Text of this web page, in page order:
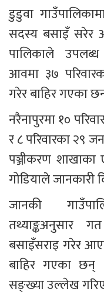
डुडुवा
सदस्य बसाइँ सरेर
पालिकाले
आवमा ३७
गरेर बाहिर गएका
नरैनापुरमा १०
र ८ परिवारका २९
पञ्जीकरण शाखाका
गोडियाले जानकारी
जानकी
बसाइँसराइ गरेर
बाहिर गएका छन् ।
सङ्ख्या उल्लेख